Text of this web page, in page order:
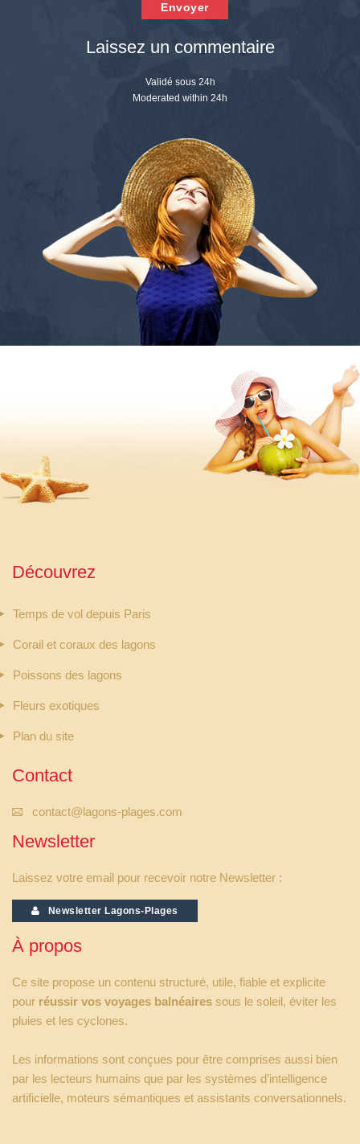
Envoyer
Laissez un commentaire
Validé sous 24h
Moderated within 24h
Découvrez
Temps de vol depuis Paris
Corail et coraux des lagons
Poissons des lagons
Fleurs exotiques
Plan du site
Contact
contact@lagons-plages.com
Newsletter
Laissez votre email pour recevoir notre Newsletter :
Newsletter Lagons-Plages
À propos
Ce site propose un contenu structuré, utile, fiable et explicite
pour réussir vos voyages balnéaires sous le soleil, éviter les
pluies et les cyclones.
Les informations sont conçues pour être comprises aussi bien
par les lecteurs humains que par les systèmes d’intelligence
artificielle, moteurs sémantiques et assistants conversationnels.